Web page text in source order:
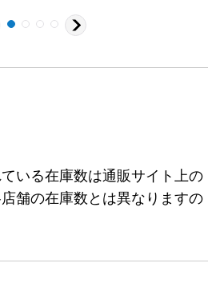
いる在庫数は通販サイト上の
舗の在庫数とは異なりますの